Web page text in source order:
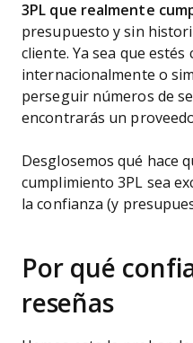
3PL que realmente
presupuesto y sin
cliente. Ya sea que estés
internacionalmente o
perseguir números de
encontrarás un
Desglosemos qué hace
cumplimiento 3PL sea
la confianza (y
Por qué
reseñas